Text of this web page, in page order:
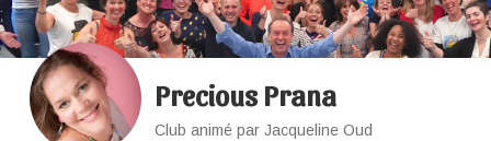
Precious Prana
Club animé par Jacqueline Oud